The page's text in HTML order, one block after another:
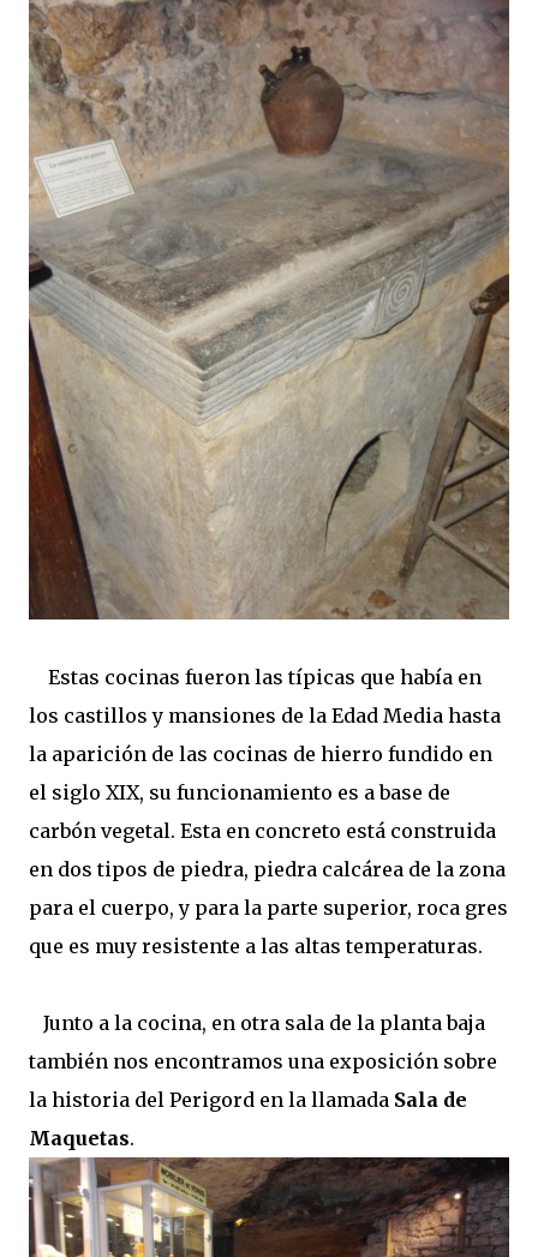
Estas cocinas fueron las típicas que había en
los castillos y mansiones de la Edad Media hasta
la aparición de las cocinas de hierro fundido en
el siglo XIX, su funcionamiento es a base de
carbón vegetal. Esta en concreto está construida
en dos tipos de piedra, piedra calcárea de la zona
para el cuerpo, y para la parte superior, roca gres
que es muy resistente a las altas temperaturas.
Junto a la cocina, en otra sala de la planta baja
también nos encontramos una exposición sobre
la historia del Perigord en la llamada Sala de
Maquetas.